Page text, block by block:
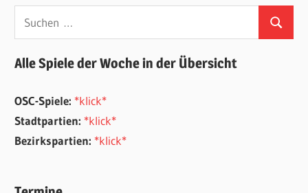
Suchen
nach:
Suchen
Alle Spiele der Woche in der Übersicht
OSC-Spiele: *klick*
Stadtpartien: *klick*
Bezirkspartien: *klick*